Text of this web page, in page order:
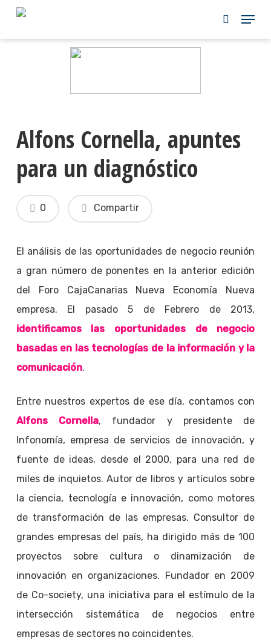
Skip
Alfons Cornella, apuntes
para un diagnóstico
Compartir
0
El análisis de las oportunidades de negocio reunión
a gran número de ponentes en la anterior edición
del Foro CajaCanarias Nueva Economía Nueva
empresa. El pasado 5 de Febrero de 2013,
identificamos las oportunidades de negocio
basadas en las tecnologías de la información y la
comunicación.
Entre nuestros expertos de ese día, contamos con
Alfons Cornella, fundador y presidente de
Infonomía, empresa de servicios de innovación, y
fuente de ideas, desde el 2000, para una red de
miles de inquietos. Autor de libros y artículos sobre
la ciencia, tecnología e innovación, como motores
de transformación de las empresas. Consultor de
grandes empresas del país, ha dirigido más de 100
proyectos sobre cultura o dinamización de
innovación en organizaciones. Fundador en 2009
de Co-society, una iniciativa para el estímulo de la
intersección sistemática de negocios entre
empresas de sectores no coincidentes.